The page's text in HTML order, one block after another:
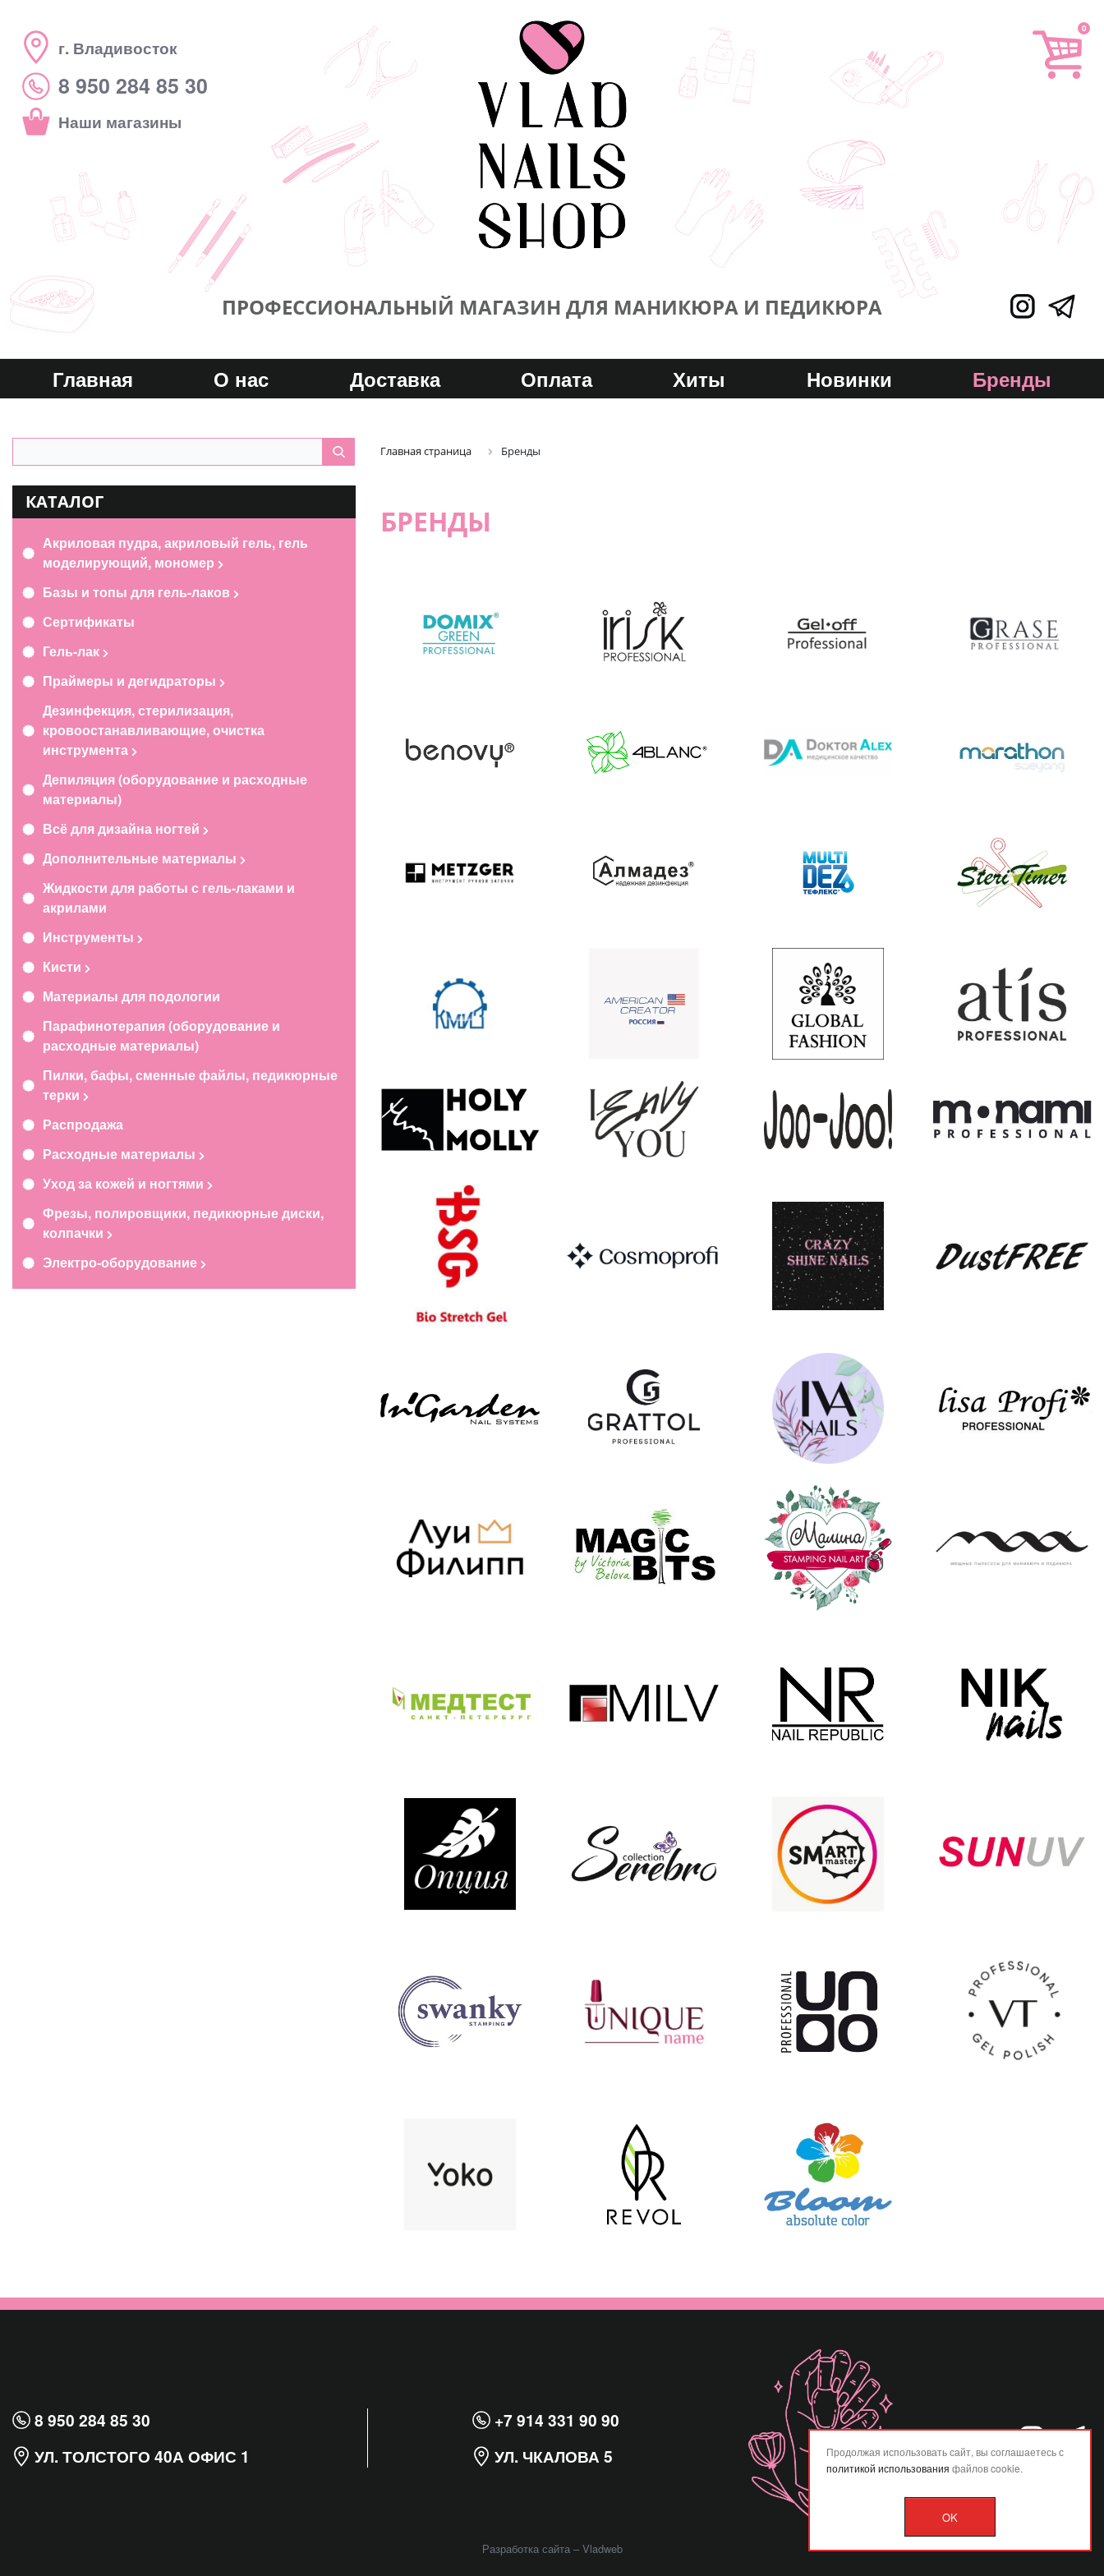
г. Владивосток
8 950 284 85 30
Наши магазины
0
ПРОФЕССИОНАЛЬНЫЙ МАГАЗИН ДЛЯ МАНИКЮРА И ПЕДИКЮРА
Главная О нас Доставка Оплата Хиты Новинки Бренды
Главная страница Бренды
КАТАЛОГ
Акриловая пудра, акриловый гель, гель
моделирующий, мономер
Базы и топы для гель-лаков
Сертификаты
Гель-лак
Праймеры и дегидраторы
Дезинфекция, стерилизация,
кровоостанавливающие, очистка
инструмента
Депиляция (оборудование и расходные
материалы)
Всё для дизайна ногтей
Дополнительные материалы
Жидкости для работы с гель-лаками и
акрилами
Инструменты
Кисти
Материалы для подологии
Парафинотерапия (оборудование и
расходные материалы)
Пилки, бафы, сменные файлы, педикюрные
терки
Распродажа
Расходные материалы
Уход за кожей и ногтями
Фрезы, полировщики, педикюрные диски,
колпачки
Электро-оборудование
БРЕНДЫ
8 950 284 85 30
УЛ. ТОЛСТОГО 40А ОФИС 1
+7 914 331 90 90
УЛ. ЧКАЛОВА 5
Разработка сайта – Vladweb
Продолжая использовать сайт, вы соглашаетесь с
политикой использования файлов cookie.
OK